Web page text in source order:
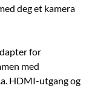
deg et kamera
for
med
HDMI-utgang og